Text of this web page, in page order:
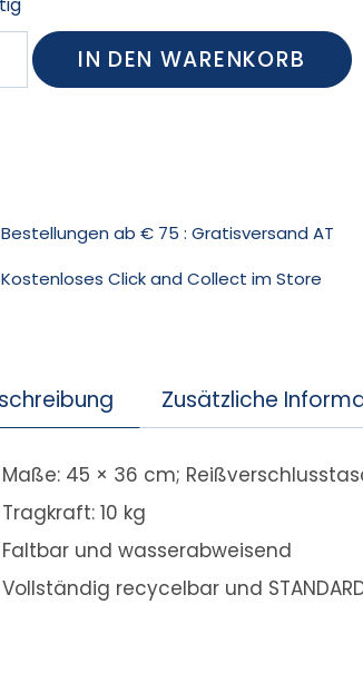
IN DEN WARENKORB
Bestellungen ab € 75 : Gratisversand AT
Kostenloses Click and Collect im Store
Zusätzliche
Maße: 45 × 36 cm;
Tragkraft: 10 kg
Faltbar und wasserabweisend
Vollständig recycelbar und